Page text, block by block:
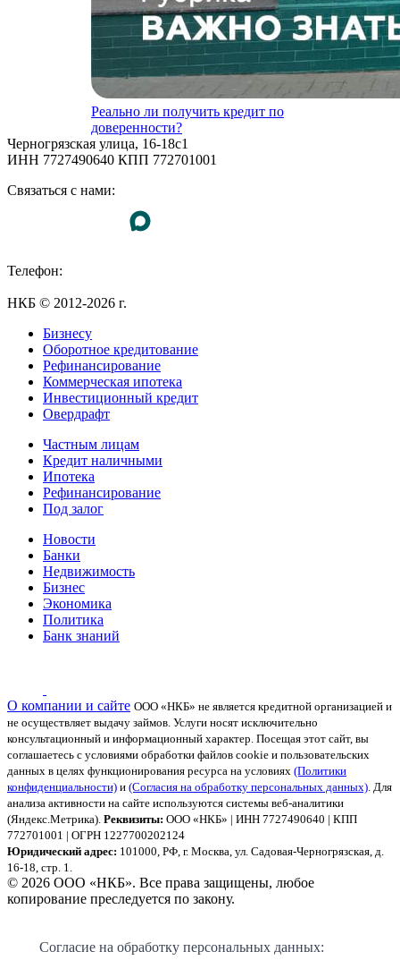
Реально ли получить кредит по
доверенности?
Черногрязская улица, 16-18с1
ИНН 7727490640 КПП 772701001
Связаться с нами:
Телефон:
НКБ © 2012-2026 г.
Бизнесу
Оборотное кредитование
Рефинансирование
Коммерческая ипотека
Инвестиционный кредит
Овердрафт
Частным лицам
Кредит наличными
Ипотека
Рефинансирование
Под залог
Новости
Банки
Недвижимость
Бизнес
Экономика
Политика
Банк знаний
О компании и сайте ООО «НКБ» не является кредитной организацией и
не осуществляет выдачу займов. Услуги носят исключительно
консультационный и информационный характер. Посещая этот сайт, вы
соглашаетесь с условиями обработки файлов cookie и пользовательских
данных в целях функционирования ресурса на условиях (Политики
конфиденциальности) и (Согласия на обработку персональных данных). Для
анализа активности на сайте используются системы веб-аналитики
(Яндекс.Метрика). Реквизиты: ООО «НКБ» | ИНН 7727490640 | КПП
772701001 | ОГРН 1227700202124
Юридический адрес: 101000, РФ, г. Москва, ул. Садовая-Черногрязская, д.
16-18, стр. 1.
© 2026 ООО «НКБ». Все права защищены, любое
копирование преследуется по закону.
Согласие на обработку персональных данных: